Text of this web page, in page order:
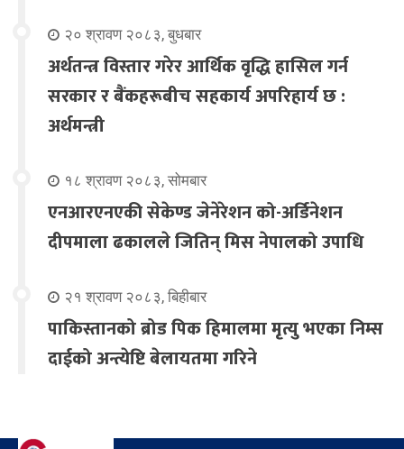
२० श्रावण २०८३, बुधबार
अर्थतन्त्र विस्तार गरेर आर्थिक वृद्धि हासिल गर्न
सरकार र बैंकहरूबीच सहकार्य अपरिहार्य छ :
अर्थमन्त्री
१८ श्रावण २०८३, सोमबार
एनआरएनएकी सेकेण्ड जेनेरेशन को-अर्डिनेशन
दीपमाला ढकालले जितिन् मिस नेपालको उपाधि
२१ श्रावण २०८३, बिहीबार
पाकिस्तानको ब्रोड पिक हिमालमा मृत्यु भएका निम्स
दाईको अन्त्येष्टि बेलायतमा गरिने